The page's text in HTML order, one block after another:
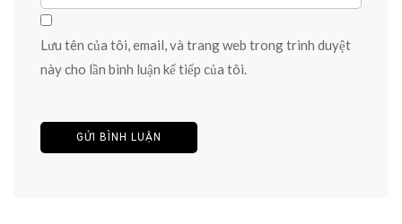
Lưu tên của tôi, email, và trang web trong trình duyệt
này cho lần bình luận kế tiếp của tôi.